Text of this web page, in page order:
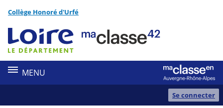
Menu de la rubrique
Contenu
Collège Honoré d'Urfé
MENU
Se connecter